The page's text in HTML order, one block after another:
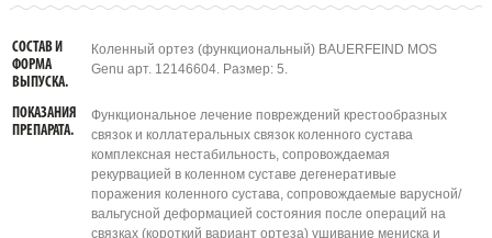
СОСТАВ И
ФОРМА
ВЫПУСКА.
Коленный ортез (функциональный) BAUERFEIND MOS
Genu арт. 12146604. Размер: 5.
ПОКАЗАНИЯ
ПРЕПАРАТА.
Функциональное лечение повреждений крестообразных
связок и коллатеральных связок коленного сустава
комплексная нестабильность, сопровождаемая
рекурвацией в коленном суставе дегенеративые
поражения коленного сустава, сопровождаемые варусной/
вальгусной деформацией состояния после операций на
связках (короткий вариант ортеза) ушивание мениска и